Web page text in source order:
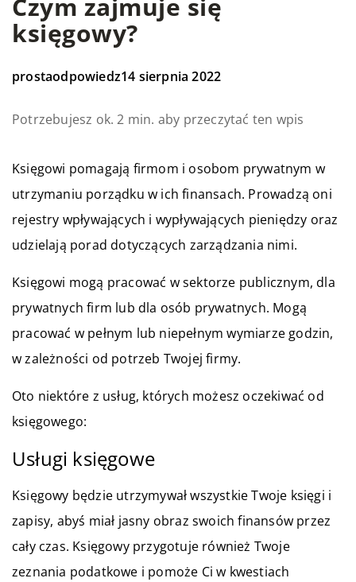
Czym zajmuje się
księgowy?
prostaodpowiedz14 sierpnia 2022
Potrzebujesz ok. 2 min. aby przeczytać ten wpis
Księgowi pomagają firmom i osobom prywatnym w
utrzymaniu porządku w ich finansach. Prowadzą oni
rejestry wpływających i wypływających pieniędzy oraz
udzielają porad dotyczących zarządzania nimi.
Księgowi mogą pracować w sektorze publicznym, dla
prywatnych firm lub dla osób prywatnych. Mogą
pracować w pełnym lub niepełnym wymiarze godzin,
w zależności od potrzeb Twojej firmy.
Oto niektóre z usług, których możesz oczekiwać od
księgowego:
Usługi księgowe
Księgowy będzie utrzymywał wszystkie Twoje księgi i
zapisy, abyś miał jasny obraz swoich finansów przez
cały czas. Księgowy przygotuje również Twoje
zeznania podatkowe i pomoże Ci w kwestiach